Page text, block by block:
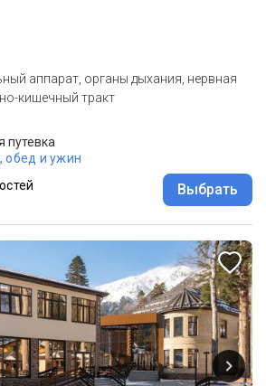
аппарат, органы дыхания, нервная
кишечный тракт
путевка
обед и ужин
Выбрать